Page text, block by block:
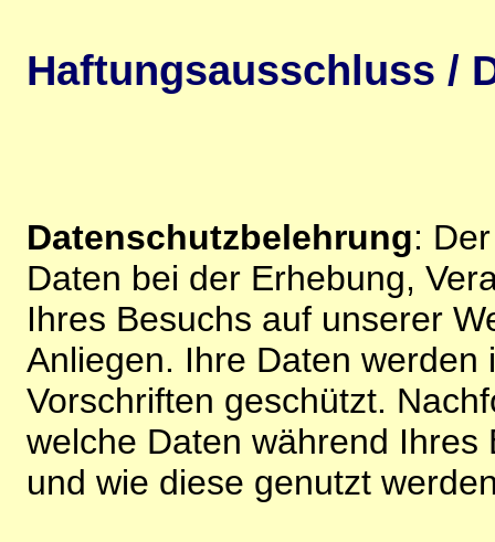
Haftungsausschluss /
Datenschutzbelehrung:
Daten bei der Erhebung,
Ihres Besuchs auf unserer
Anliegen. Ihre Daten
Vorschriften geschützt.
welche Daten während
und wie diese genutzt